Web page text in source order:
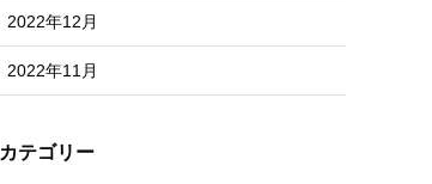
2022年12月
2022年11月
カテゴリー